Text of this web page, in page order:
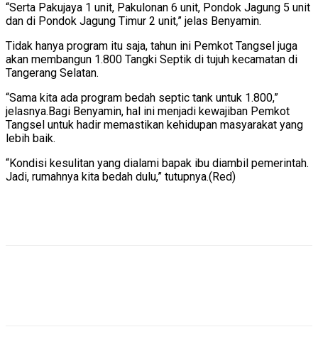
“Serta Pakujaya 1 unit, Pakulonan 6 unit, Pondok Jagung 5 unit
dan di Pondok Jagung Timur 2 unit,” jelas Benyamin.
Tidak hanya program itu saja, tahun ini Pemkot Tangsel juga
akan membangun 1.800 Tangki Septik di tujuh kecamatan di
Tangerang Selatan.
“Sama kita ada program bedah septic tank untuk 1.800,”
jelasnya. Bagi Benyamin, hal ini menjadi kewajiban Pemkot
Tangsel untuk hadir memastikan kehidupan masyarakat yang
lebih baik.
“Kondisi kesulitan yang dialami bapak ibu diambil pemerintah.
Jadi, rumahnya kita bedah dulu,” tutupnya.(Red)